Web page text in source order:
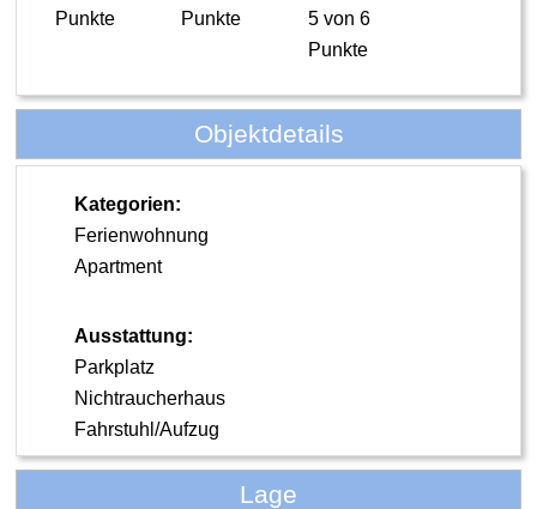
Punkte
Punkte
5 von 6
Punkte
Objektdetails
Kategorien:
Ferienwohnung
Apartment
Ausstattung:
Parkplatz
Nichtraucherhaus
Fahrstuhl/Aufzug
Lage